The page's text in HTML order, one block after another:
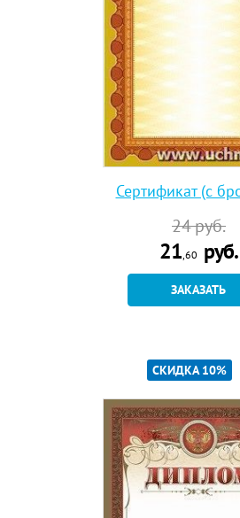
Сертификат (с
24руб.
21 ,60 руб.
ЗАКАЗАТЬ
СКИДКА 10%